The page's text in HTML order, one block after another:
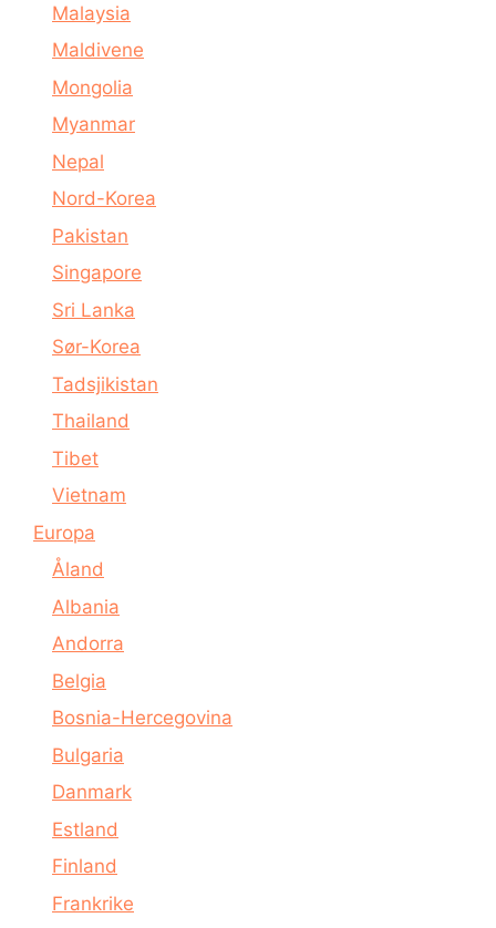
Malaysia
Maldivene
Mongolia
Myanmar
Nepal
Nord-Korea
Pakistan
Singapore
Sri Lanka
Sør-Korea
Tadsjikistan
Thailand
Tibet
Vietnam
Europa
Åland
Albania
Andorra
Belgia
Bosnia-Hercegovina
Bulgaria
Danmark
Estland
Finland
Frankrike